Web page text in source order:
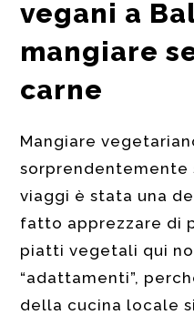
vegani a
mangiare
carne
Mangiare
sorprendentemente
viaggi è stata una
fatto apprezzare di
piatti vegetali qui
“adattamenti”,
della cucina locale